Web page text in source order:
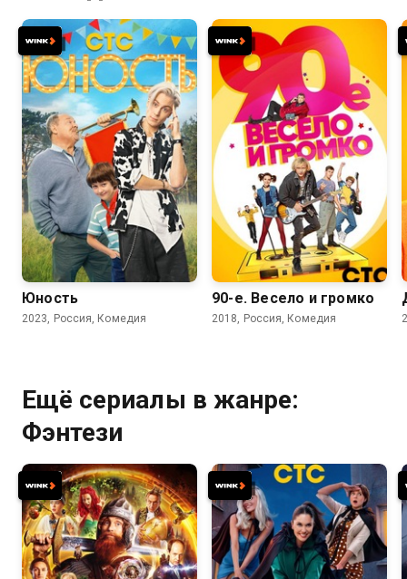
7.8
Юность
2023, Россия, Комедия
7.7
90-е. Весело и громко
2018, Россия, Комедия
Ещё сериалы в жанре:
Фэнтези